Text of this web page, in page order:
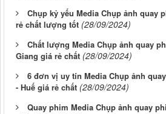
Chụp kỷ yếu Media Chụp ảnh quay
rẻ chất lượng tốt (28/09/2024)
Chất lượng Media Chụp ảnh quay
Giang giá rẻ chất (28/09/2024)
6 đơn vị uy tín Media Chụp ảnh
- Huế giá rẻ chất (28/09/2024)
Quay phim Media Chụp ảnh quay